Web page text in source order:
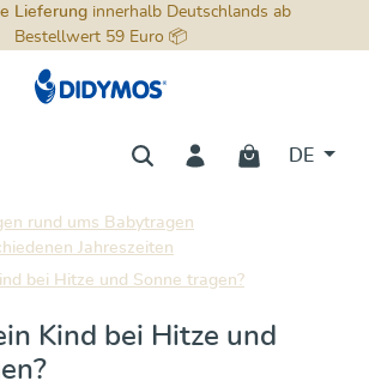
Lieferung innerhalb Deutschlands ab
Bestellwert 59 Euro 📦
DE
rund ums Babytragen
Jahreszeiten
bei Hitze und Sonne tragen?
Kind bei Hitze und